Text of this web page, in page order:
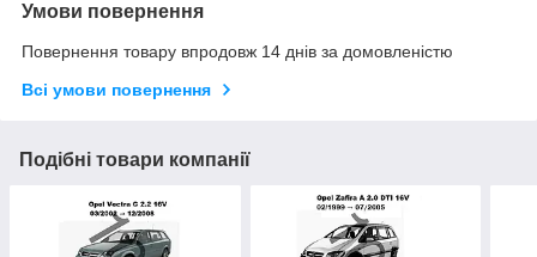
Умови повернення
Повернення товару впродовж 14 днів за домовленістю
Всі умови повернення
Подібні товари компанії